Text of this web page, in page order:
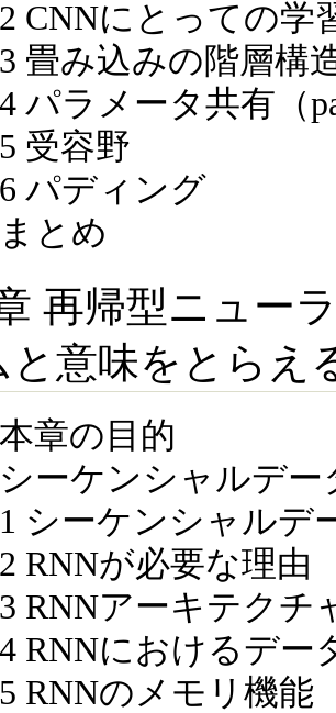
CNNにとっての学
畳み込みの階層構
パラメータ共有（
受容野
パディング
とめ
再帰型ニュー
と意味をとらえ
章の目的
ーケンシャルデー
シーケンシャルデ
RNNが必要な理由
RNNアーキテクチ
RNNにおけるデー
RNNのメモリ機能